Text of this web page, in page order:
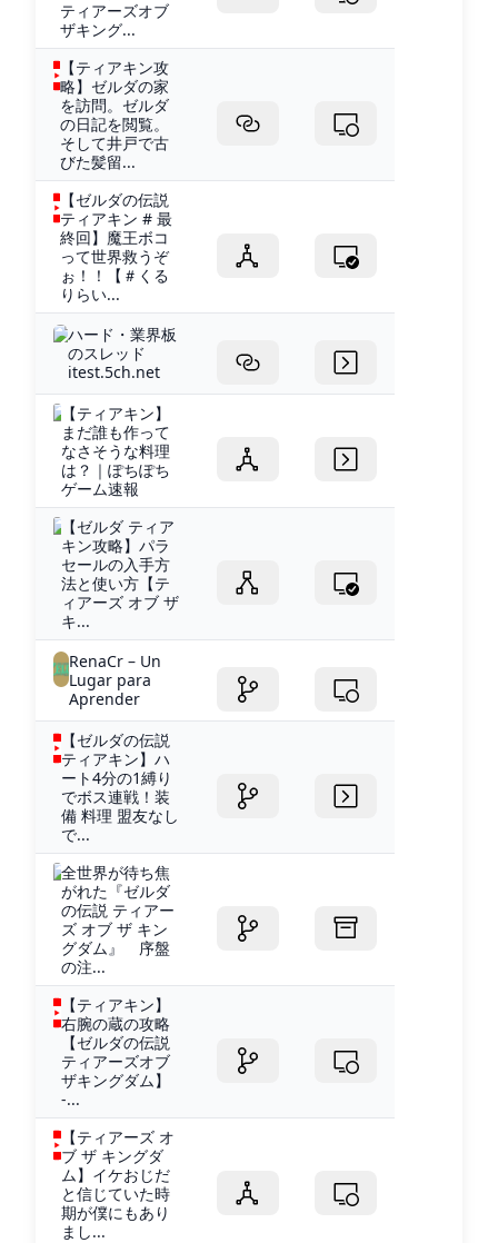
ティアーズオブ
ザキング...
【ティアキン攻
略】ゼルダの家
を訪問。ゼルダ
の日記を閲覧。
そして井戸で古
びた髪留...
【ゼルダの伝説
ティアキン # 最
終回】魔王ボコ
って世界救うぞ
ぉ！！【＃くる
りらい...
ハード・業界板
のスレッド
itest.5ch.net
【ティアキン】
まだ誰も作って
なさそうな料理
は？｜ぽちぽち
ゲーム速報
【ゼルダ ティア
キン攻略】パラ
セールの入手方
法と使い方【テ
ィアーズ オブ ザ
キ...
RenaCr – Un
Lugar para
Aprender
【ゼルダの伝説
ティアキン】ハ
ート4分の1縛り
でボス連戦！装
備 料理 盟友なし
で...
全世界が待ち焦
がれた『ゼルダ
の伝説 ティアー
ズ オブ ザ キン
グダム』 序盤
の注...
【ティアキン】
右腕の蔵の攻略
【ゼルダの伝説
ティアーズオブ
ザキングダム】
-...
【ティアーズ オ
ブ ザ キングダ
ム】イケおじだ
と信じていた時
期が僕にもあり
まし...